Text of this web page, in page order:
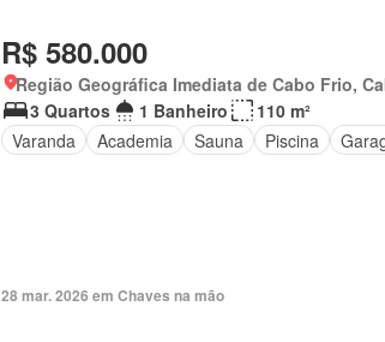
R$ 580.000
Região Geográfica Imediata de Cabo Frio,
3 Quartos
1 Banheiro
110 m²
Varanda
Academia Sauna Piscina
28 mar. 2026 em Chaves na mão